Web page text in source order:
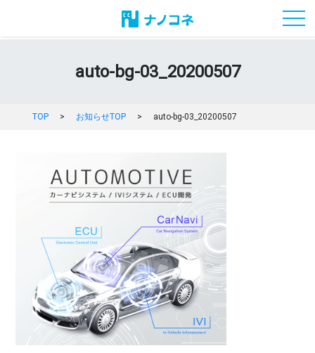
auto-bg-03_20200507
TOP > お知らせTOP > auto-bg-03_20200507